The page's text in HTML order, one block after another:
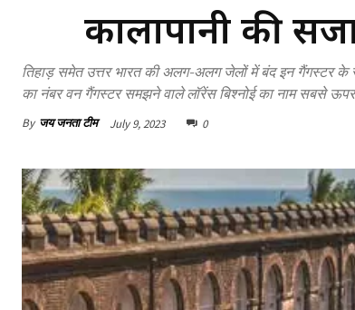
कालापानी की
तिहाड़ समेत उत्तर भारत की अलग-अलग जेलों में बंद इन गैंगस्टर
का नंबर वन गैंगस्टर समझने वाले लॉरेंस बिश्नोई का नाम सबसे
By जय जनता टीम July 9, 2023 0